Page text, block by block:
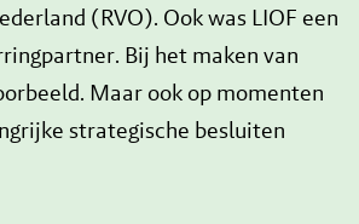
(RVO). Ook was LIOF een
Bij het maken van
Maar ook op momenten
strategische besluiten